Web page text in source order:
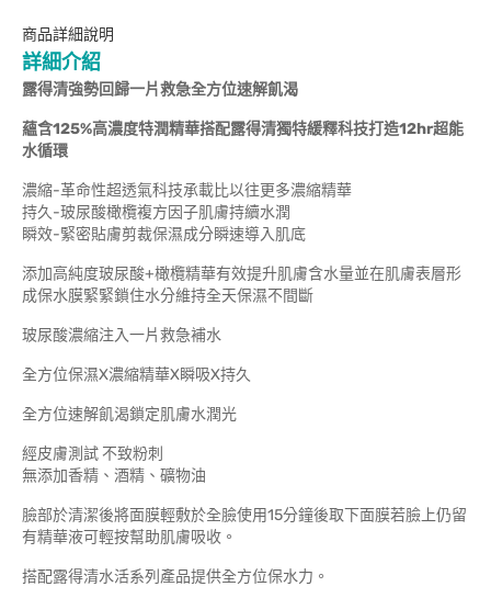
商品詳細說明
詳細介紹
露得清強勢回歸一片救急全方位速解飢渴
蘊含125%高濃度特潤精華搭配露得清獨特緩釋科技打造12hr超能
水循環
濃縮-革命性超透氣科技承載比以往更多濃縮精華
持久-玻尿酸橄欖複方因子肌膚持續水潤
瞬效-緊密貼膚剪裁保濕成分瞬速導入肌底
添加高純度玻尿酸+橄欖精華有效提升肌膚含水量並在肌膚表層形
成保水膜緊緊鎖住水分維持全天保濕不間斷
玻尿酸濃縮注入一片救急補水
全方位保濕X濃縮精華X瞬吸X持久
全方位速解飢渴鎖定肌膚水潤光
經皮膚測試 不致粉刺
無添加香精、酒精、礦物油
臉部於清潔後將面膜輕敷於全臉使用15分鐘後取下面膜若臉上仍留
有精華液可輕按幫助肌膚吸收。
搭配露得清水活系列產品提供全方位保水力。